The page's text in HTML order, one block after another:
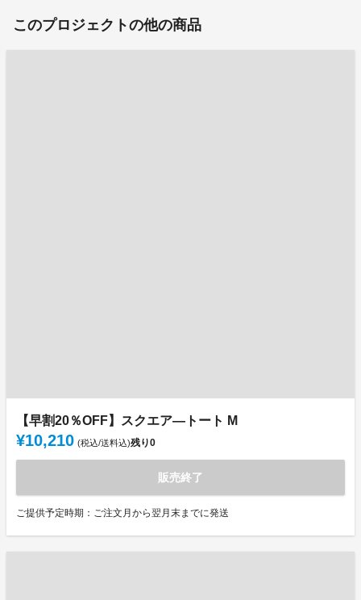
このプロジェクトの他の商品
【早割20％OFF】スクエア―トート M
¥10,210 (税込/送料込)残り0
販売終了
ご提供予定時期：ご注文月から翌月末までに発送